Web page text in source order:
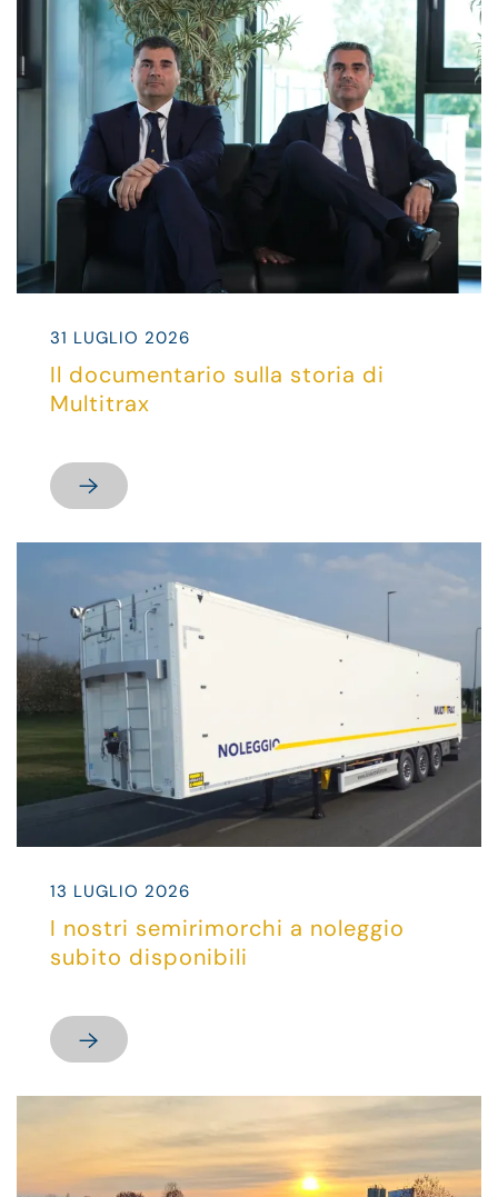
31 LUGLIO 2026
Il documentario sulla storia di
Multitrax
13 LUGLIO 2026
I nostri semirimorchi a noleggio
subito disponibili